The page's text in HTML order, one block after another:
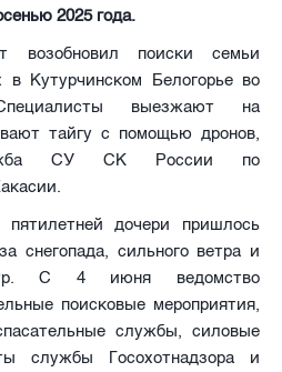
2025 года.
возобновил поиски семьи
в Кутурчинском Белогорье во
выезжают на
тайгу с помощью дронов,
СУ СК России по
дочери пришлось
снегопада, сильного ветра и
С 4 июня ведомство
поисковые мероприятия,
службы, силовые
службы Госохотнадзора и